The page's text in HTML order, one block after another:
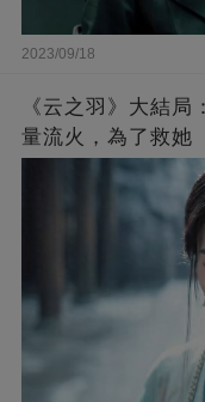
2023/09/18
《云之羽》大結
量流火，為了救她